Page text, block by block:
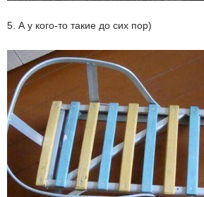
5. А у кого-то такие до сих пор)